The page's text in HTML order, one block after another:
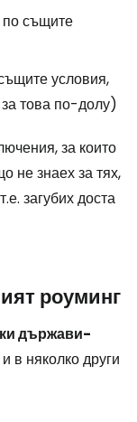
същите
условия,
това по-долу)
за които
не знаех за тях,
загубих доста
роуминг
държави-
и в няколко други